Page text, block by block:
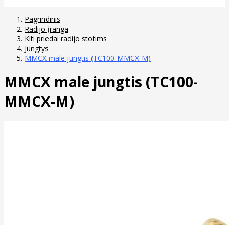
Pagrindinis
Radijo įranga
Kiti priedai radijo stotims
Jungtys
MMCX male jungtis (TC100-MMCX-M)
MMCX male jungtis (TC100-
MMCX-M)